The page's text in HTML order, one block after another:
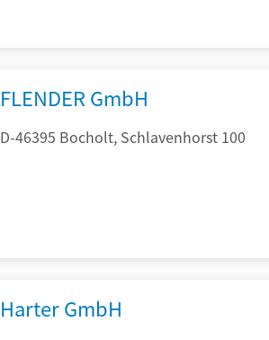
FLENDER GmbH
D-46395 Bocholt, Schlavenhorst 100
Harter GmbH